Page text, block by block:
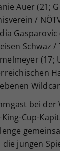
Auer (21;
/
Gasparovic
Schwaz
(17;
bei
King-Cup-
die jungen